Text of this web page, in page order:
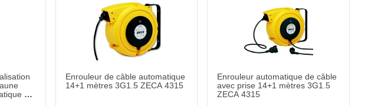
20
Enrouleur de câble automatique
14+1 mètres 3G1.5 ZECA 4315
Enrouleur automatique de câble
avec prise 14+1 mètres 3G1.5
ZECA 4315